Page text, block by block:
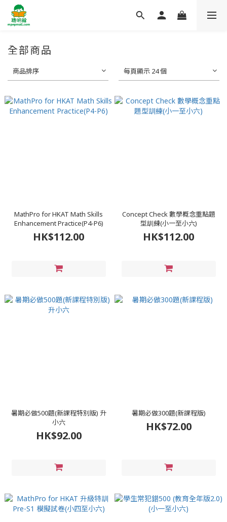
全部商品
商品排序 每頁顯示 24 個
MathPro for HKAT Math Skills
Enhancement Practice(P4-P6)
HK$112.00
Concept Check 數學概念重點題
型訓練(小一至小六)
HK$112.00
暑期必做500題(新課程特別版) 升
小六
HK$92.00
暑期必做300題(新課程版)
HK$72.00